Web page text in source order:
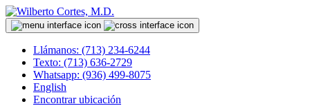
Llámanos: (713) 234-6244
Texto: (713) 636-2729
Whatsapp: (936) 499-8075
English
Encontrar ubicación